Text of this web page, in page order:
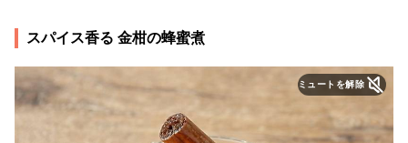
スパイス香る 金柑の蜂蜜煮
ミュートを解除